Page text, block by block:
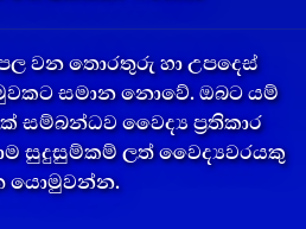
වන තොරතුරු හා උපදෙස්
සමාන නොවේ. ඔබට යම්
සම්බන්ධව වෛද්‍ය ප්‍රතිකාර
සුදුසුම්කම් ලත් වෛද්‍යවරයකු
යොමුවන්න.